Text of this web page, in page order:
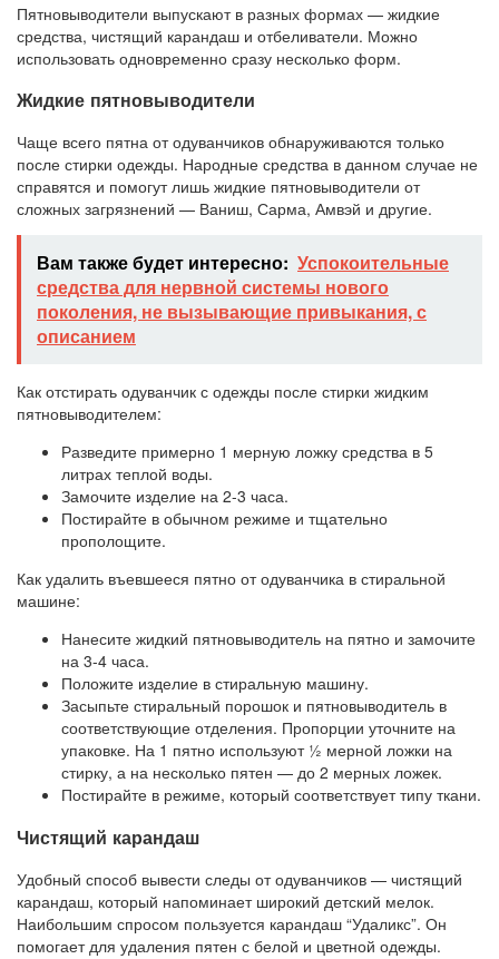
Пятновыводители выпускают в разных формах — жидкие
средства, чистящий карандаш и отбеливатели. Можно
использовать одновременно сразу несколько форм.
Жидкие пятновыводители
Чаще всего пятна от одуванчиков обнаруживаются только
после стирки одежды. Народные средства в данном случае не
справятся и помогут лишь жидкие пятновыводители от
сложных загрязнений — Ваниш, Сарма, Амвэй и другие.
Вам также будет интересно: Успокоительные
средства для нервной системы нового
поколения, не вызывающие привыкания, с
описанием
Как отстирать одуванчик с одежды после стирки жидким
пятновыводителем:
Разведите примерно 1 мерную ложку средства в 5
литрах теплой воды.
Замочите изделие на 2-3 часа.
Постирайте в обычном режиме и тщательно
прополощите.
Как удалить въевшееся пятно от одуванчика в стиральной
машине:
Нанесите жидкий пятновыводитель на пятно и замочите
на 3-4 часа.
Положите изделие в стиральную машину.
Засыпьте стиральный порошок и пятновыводитель в
соответствующие отделения. Пропорции уточните на
упаковке. На 1 пятно используют ½ мерной ложки на
стирку, а на несколько пятен — до 2 мерных ложек.
Постирайте в режиме, который соответствует типу ткани.
Чистящий карандаш
Удобный способ вывести следы от одуванчиков — чистящий
карандаш, который напоминает широкий детский мелок.
Наибольшим спросом пользуется карандаш “Удаликс”. Он
помогает для удаления пятен с белой и цветной одежды.